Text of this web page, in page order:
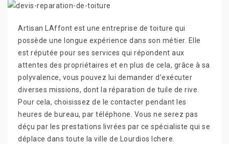
Artisan LAffont est une entreprise de toiture qui
possède une longue expérience dans son métier. Elle
est réputée pour ses services qui répondent aux
attentes des propriétaires et en plus de cela, grâce à sa
polyvalence, vous pouvez lui demander d’exécuter
diverses missions, dont la réparation de tuile de rive.
Pour cela, choisissez de le contacter pendant les
heures de bureau, par téléphone. Vous ne serez pas
déçu par les prestations livrées par ce spécialiste qui se
déplace dans toute la ville de Lourdios Ichere.